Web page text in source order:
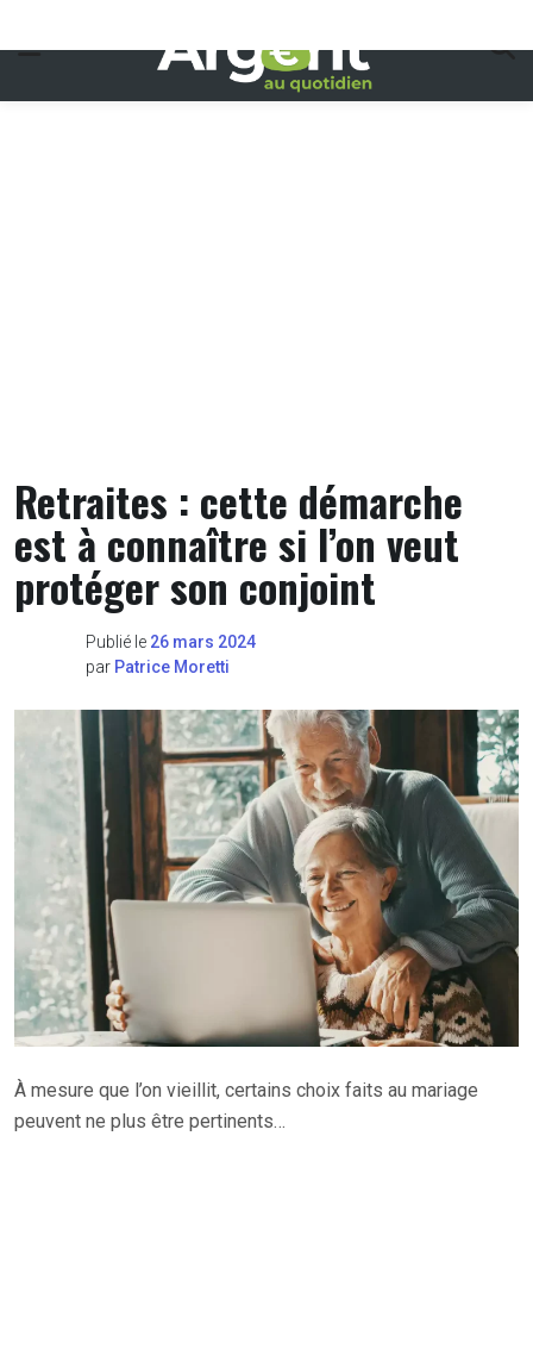
Retraites : cette démarche
est à connaître si l’on veut
protéger son conjoint
Publié le 26 mars 2024
par Patrice Moretti
À mesure que l’on vieillit, certains choix faits au mariage
peuvent ne plus être pertinents…